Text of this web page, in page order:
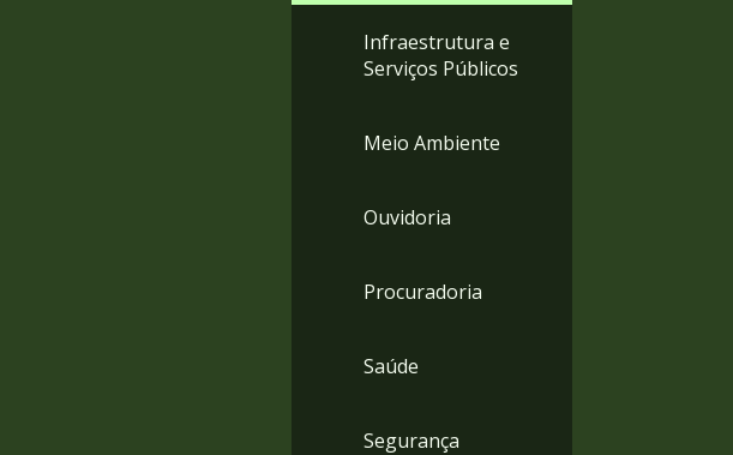
Infraestrutura e
Serviços Públicos
Meio Ambiente
Ouvidoria
Procuradoria
Saúde
Segurança